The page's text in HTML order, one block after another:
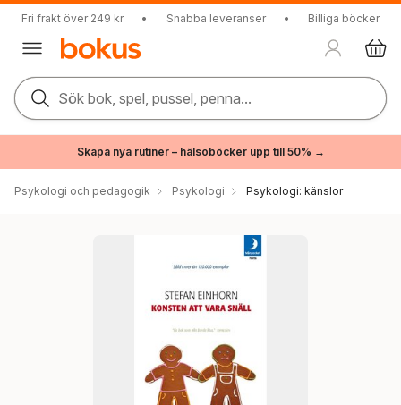
Fri frakt över 249 kr • Snabba leveranser • Billiga böcker
Sök bok, spel, pussel, penna...
Skapa nya rutiner – hälsoböcker upp till 50% →
Psykologi och pedagogik Psykologi Psykologi: känslor